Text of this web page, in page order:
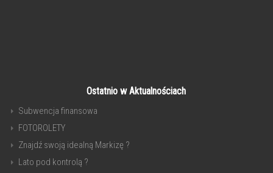
Ostatnio w Aktualnościach
Subwencja finansowa
FOTOROLETY
Znajdź swoją idealną Markizę ?
Lato pod kontrolą ?